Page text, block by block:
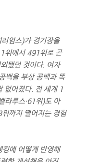
엄스)가 경기장을
위에서 491위로 곤
됐던 것이다. 여자
백을 부상 공백과 똑
없어졌다. 전 세계 1
라루스·61위)도 아
까지 떨어지는 경험
에 어떻게 반영해